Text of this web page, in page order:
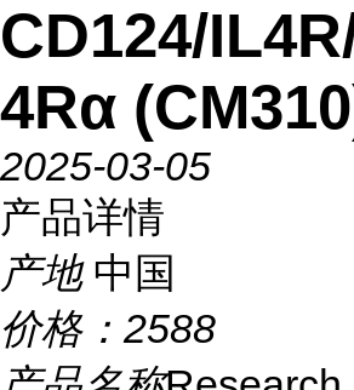
CD124/
4Rα
2025-03-05
产品详情
产地 中国
价格： 2588